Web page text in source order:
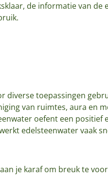
de informatie van
diverse toepassingen
van ruimtes, aura en
oefent een
edelsteenwater vaak
je karaf om breuk te